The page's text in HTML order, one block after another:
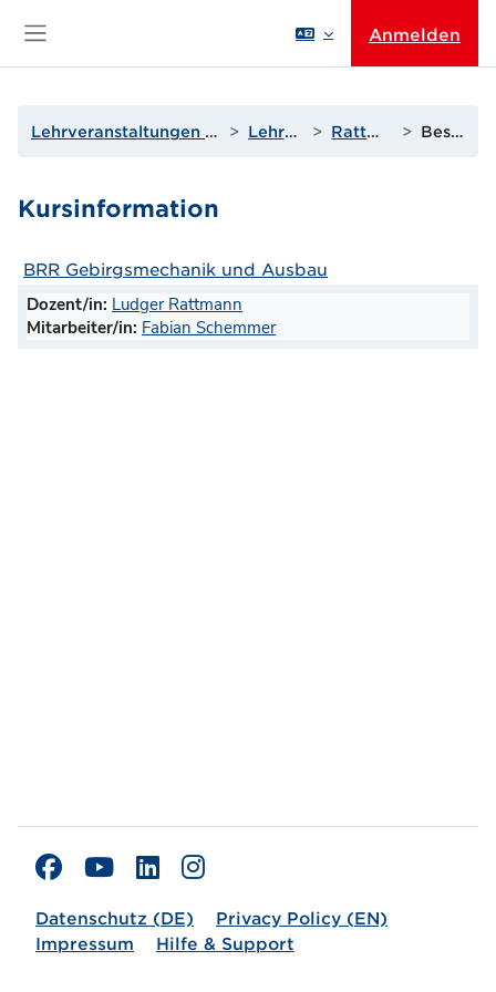
Anmelden
Lehrveranstaltungen der Wissenschaftsbereiche Lehrende Q bis T Rattmann, Ludger Beschreibung
Kursinformation
BRR Gebirgsmechanik und Ausbau
Dozent/in: Ludger Rattmann
Mitarbeiter/in: Fabian Schemmer
Datenschutz (DE)
Privacy Policy (EN)
Impressum
Hilfe & Support